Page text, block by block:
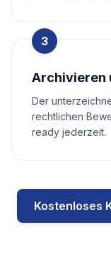
3
Archivieren
Der
rechtlichen
ready jederzeit.
Kostenloses